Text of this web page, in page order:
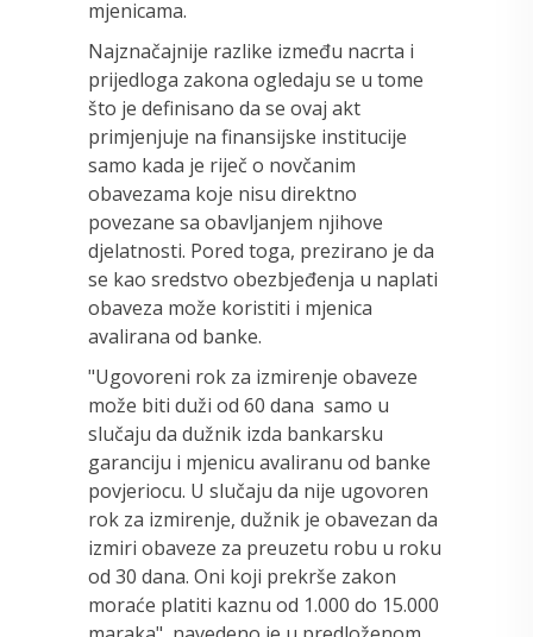
mjenicama.
Najznačajnije razlike između nacrta i
prijedloga zakona ogledaju se u tome
što je definisano da se ovaj akt
primjenjuje na finansijske institucije
samo kada je riječ o novčanim
obavezama koje nisu direktno
povezane sa obavljanjem njihove
djelatnosti. Pored toga, prezirano je da
se kao sredstvo obezbjeđenja u naplati
obaveza može koristiti i mjenica
avalirana od banke.
"Ugovoreni rok za izmirenje obaveze
može biti duži od 60 dana samo u
slučaju da dužnik izda bankarsku
garanciju i mjenicu avaliranu od banke
povjeriocu. U slučaju da nije ugovoren
rok za izmirenje, dužnik je obavezan da
izmiri obaveze za preuzetu robu u roku
od 30 dana. Oni koji prekrše zakon
moraće platiti kaznu od 1.000 do 15.000